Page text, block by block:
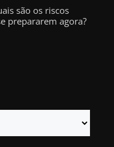
são os riscos
prepararem agora?